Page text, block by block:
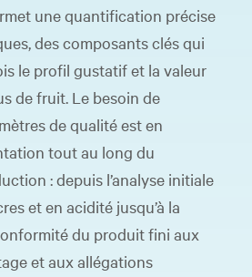
une quantification précise
des composants clés qui
le profil gustatif et la valeur
de fruit. Le besoin de
de qualité est en
tout au long du
: depuis l’analyse initiale
et en acidité jusqu’à la
du produit fini aux
et aux allégations